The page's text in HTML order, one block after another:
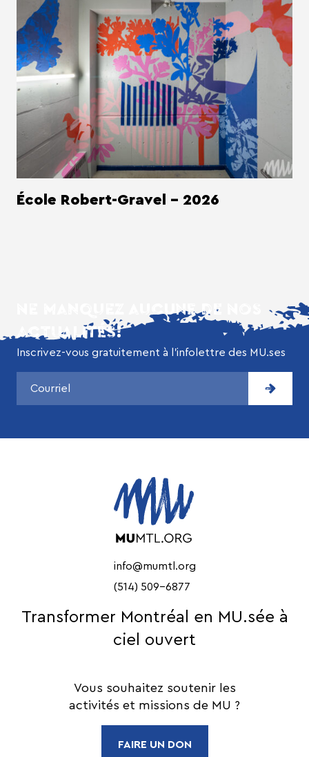
École Robert-Gravel - 2026
NE MANQUEZ AUCUNE DE NOS
ACTUALITÉS!
Inscrivez-vous gratuitement à l’infolettre des MU.ses
info@mumtl.org
(514) 509-6877
Transformer Montréal en MU.sée à
ciel ouvert
Vous souhaitez soutenir les
activités et missions de MU ?
FAIRE UN DON